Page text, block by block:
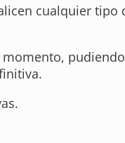
cualquier tipo